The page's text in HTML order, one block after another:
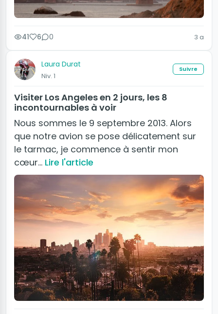
41 6 0 3 a
Laura Durat
Niv. 1
Suivre
Visiter Los Angeles en 2 jours, les 8
incontournables à voir
Nous sommes le 9 septembre 2013. Alors
que notre avion se pose délicatement sur
le tarmac, je commence à sentir mon
cœur… Lire l'article